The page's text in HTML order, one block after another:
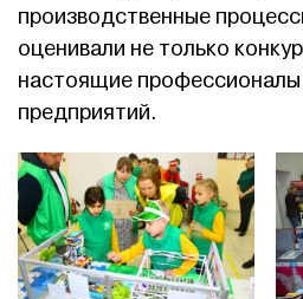
производственные
оценивали не только
настоящие профессионалы
предприятий.